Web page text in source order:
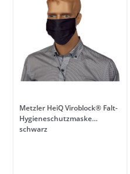
Metzler HeiQ Viroblock® Falt-
Hygieneschutzmaske
schwarz